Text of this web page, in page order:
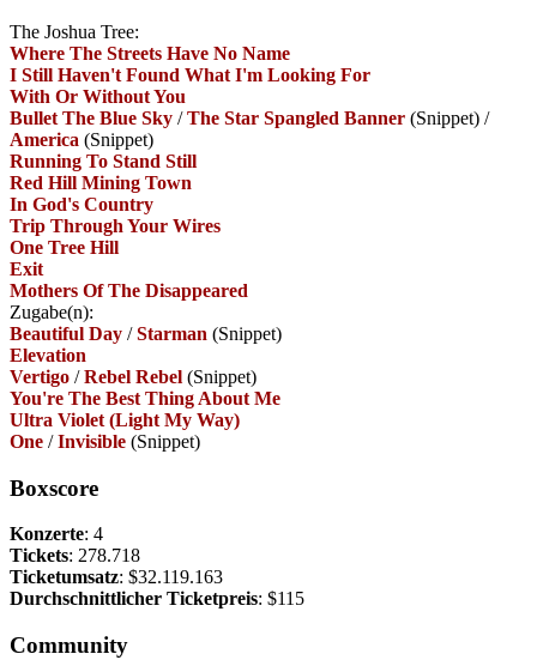
The Joshua Tree:
Where The Streets Have No Name
I Still Haven't Found What I'm Looking For
With Or Without You
Bullet The Blue Sky /The Star Spangled Banner (Snippet) /
America (Snippet)
Running To Stand Still
Red Hill Mining Town
In God's Country
Trip Through Your Wires
One Tree Hill
Exit
Mothers Of The Disappeared
Zugabe(n):
Beautiful Day /Starman (Snippet)
Elevation
Vertigo /Rebel Rebel (Snippet)
You're The Best Thing About Me
Ultra Violet (Light My Way)
One /Invisible (Snippet)
Boxscore
Konzerte: 4
Tickets: 278.718
Ticketumsatz: $32.119.163
Durchschnittlicher Ticketpreis: $115
Community